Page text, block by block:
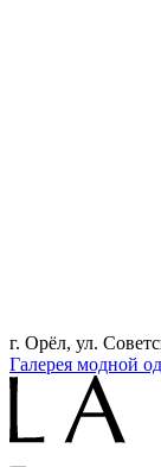
г. Орёл, ул.
Галерея модной